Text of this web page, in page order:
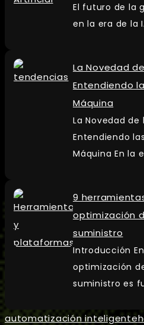
El futuro de la
en la era de la
La Novedad
Entendiendo
Máquina
La Novedad de
Entendiendo
Máquina En la
9
optimización
suministro
Introducción
optimización
suministro es
automatización inteligente